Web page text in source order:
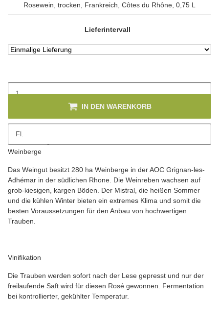
Rosewein, trocken, Frankreich, Côtes du Rhône, 0,75 L
Lieferintervall
Fl.
IN DEN WARENKORB
Weinberge
Das Weingut besitzt 280 ha Weinberge in der AOC Grignan-les-
Adhémar in der südlichen Rhone. Die Weinreben wachsen auf
grob-kiesigen, kargen Böden. Der Mistral, die heißen Sommer
und die kühlen Winter bieten ein extremes Klima und somit die
besten Voraussetzungen für den Anbau von hochwertigen
Trauben.
Vinifikation
Die Trauben werden sofort nach der Lese gepresst und nur der
freilaufende Saft wird für diesen Rosé gewonnen. Fermentation
bei kontrollierter, gekühlter Temperatur.